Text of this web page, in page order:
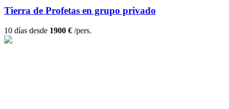
Tierra de Profetas en grupo privado
10 días desde 1900 € /pers.